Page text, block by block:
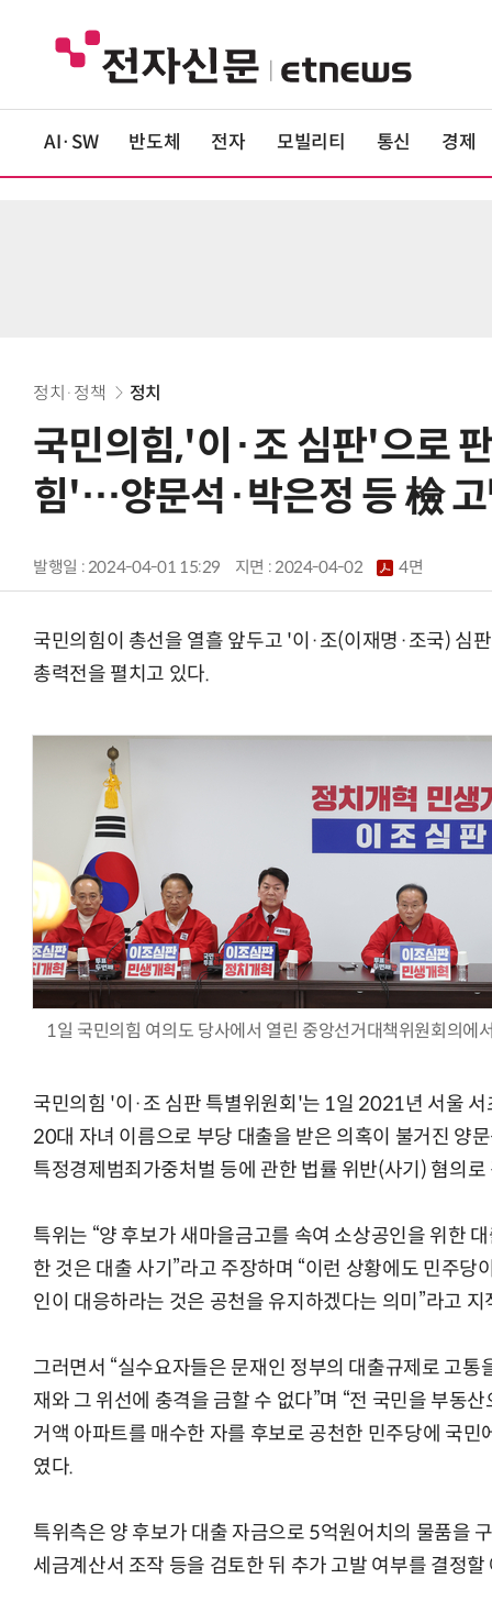
AI·SW 반도체 전자 모빌리티 통신 경제
정치·정책 정치
국민의힘,'이·조 심판'으로
힘'…양문석·박은정 등 檢
발행일 : 2024-04-01 15:29 지면 :2024-04-02 4면
국민의힘이 총선을 열흘 앞두고 '이·조(이재명·조국) 심
총력전을 펼치고 있다.
1일 국민의힘 여의도 당사에서 열린 중앙선거대책위원회의에
국민의힘 '이·조 심판 특별위원회'는 1일 2021년 서울
20대 자녀 이름으로 부당 대출을 받은 의혹이 불거진 양
특정경제범죄가중처벌 등에 관한 법률 위반(사기) 혐의로
특위는 “양 후보가 새마을금고를 속여 소상공인을 위한
한 것은 대출 사기”라고 주장하며 “이런 상황에도 민주당
인이 대응하라는 것은 공천을 유지하겠다는 의미”라고 지
그러면서 “실수요자들은 문재인 정부의 대출규제로 고통
재와 그 위선에 충격을 금할 수 없다”며 “전 국민을 부동
거액 아파트를 매수한 자를 후보로 공천한 민주당에 국민
였다.
특위측은 양 후보가 대출 자금으로 5억원어치의 물품을
세금계산서 조작 등을 검토한 뒤 추가 고발 여부를 결정할
AI Native Enterprise를 지원하는 AI Ready